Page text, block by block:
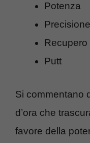
Potenza
Precisione
Recupero
Putt
Si commentano
d’ora che
favore della